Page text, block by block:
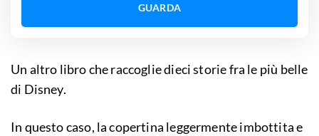
GUARDA
Un altro libro che raccoglie dieci storie fra le più belle
di Disney.
In questo caso, la copertina leggermente imbottita e